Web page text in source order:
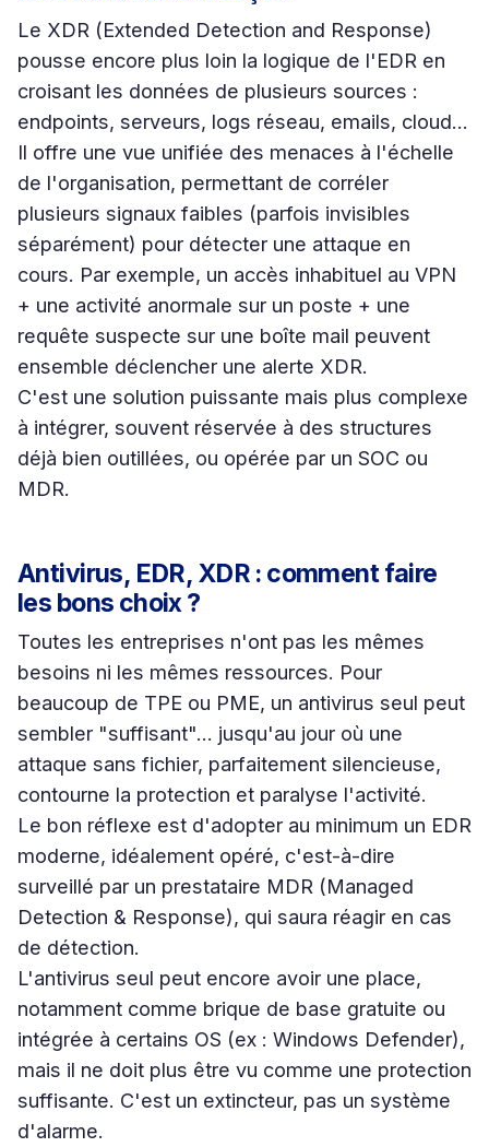
Le XDR (Extended Detection and Response)
pousse encore plus loin la logique de l'EDR en
croisant les données de plusieurs sources :
endpoints, serveurs, logs réseau, emails, cloud…
Il offre une vue unifiée des menaces à l'échelle
de l'organisation, permettant de corréler
plusieurs signaux faibles (parfois invisibles
séparément) pour détecter une attaque en
cours. Par exemple, un accès inhabituel au VPN
+ une activité anormale sur un poste + une
requête suspecte sur une boîte mail peuvent
ensemble déclencher une alerte XDR.
C'est une solution puissante mais plus complexe
à intégrer, souvent réservée à des structures
déjà bien outillées, ou opérée par un SOC ou
MDR.
Antivirus, EDR, XDR : comment faire
les bons choix ?
Toutes les entreprises n'ont pas les mêmes
besoins ni les mêmes ressources. Pour
beaucoup de TPE ou PME, un antivirus seul peut
sembler "suffisant"… jusqu'au jour où une
attaque sans fichier, parfaitement silencieuse,
contourne la protection et paralyse l'activité.
Le bon réflexe est d'adopter au minimum un EDR
moderne, idéalement opéré, c'est-à-dire
surveillé par un prestataire MDR (Managed
Detection & Response), qui saura réagir en cas
de détection.
L'antivirus seul peut encore avoir une place,
notamment comme brique de base gratuite ou
intégrée à certains OS (ex : Windows Defender),
mais il ne doit plus être vu comme une protection
suffisante. C'est un extincteur, pas un système
d'alarme.